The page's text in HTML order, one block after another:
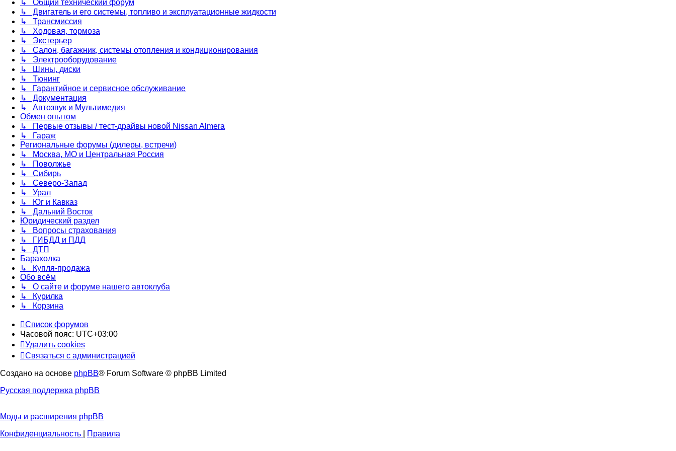
↳ Общий технический форум
↳ Двигатель и его системы, топливо и эксплуатационные жидкости
↳ Трансмиссия
↳ Ходовая, тормоза
↳ Экстерьер
↳ Салон, багажник, системы отопления и кондиционирования
↳ Электрооборудование
↳ Шины, диски
↳ Тюнинг
↳ Гарантийное и сервисное обслуживание
↳ Документация
↳ Автозвук и Мультимедия
Обмен опытом
↳ Первые отзывы / тест-драйвы новой Nissan Almera
↳ Гараж
Региональные форумы (дилеры, встречи)
↳ Москва, МО и Центральная Россия
↳ Поволжье
↳ Сибирь
↳ Северо-Запад
↳ Урал
↳ Юг и Кавказ
↳ Дальний Восток
Юридический раздел
↳ Вопросы страхования
↳ ГИБДД и ПДД
↳ ДТП
Барахолка
↳ Купля-продажа
Обо всём
↳ О сайте и форуме нашего автоклуба
↳ Курилка
↳ Корзина
Список форумов
Часовой пояс: UTC+03:00
Удалить cookies
Связаться с администрацией
Создано на основе phpBB® Forum Software © phpBB Limited
Русская поддержка phpBB
Моды и расширения phpBB
Конфиденциальность
Правила